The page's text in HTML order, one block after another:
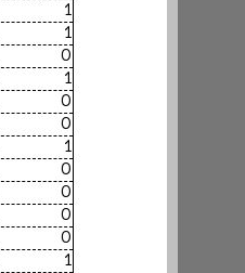
1
1
0
1
0
0
1
0
0
0
0
1